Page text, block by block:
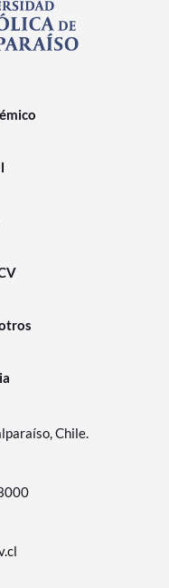
Chile.